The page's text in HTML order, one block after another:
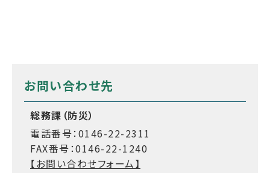
お問い合わせ先
総務課（防災）
電話番号：0146-22-2311
FAX番号：0146-22-1240
【お問い合わせフォーム】